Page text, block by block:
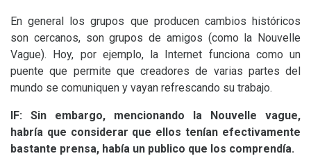
En general los grupos que producen cambios históricos
son cercanos, son grupos de amigos (como la Nouvelle
Vague). Hoy, por ejemplo, la Internet funciona como un
puente que permite que creadores de varias partes del
mundo se comuniquen y vayan refrescando su trabajo.
lF: Sin embargo, mencionando la Nouvelle vague,
habría que considerar que ellos tenían efectivamente
bastante prensa, había un publico que los comprendía.